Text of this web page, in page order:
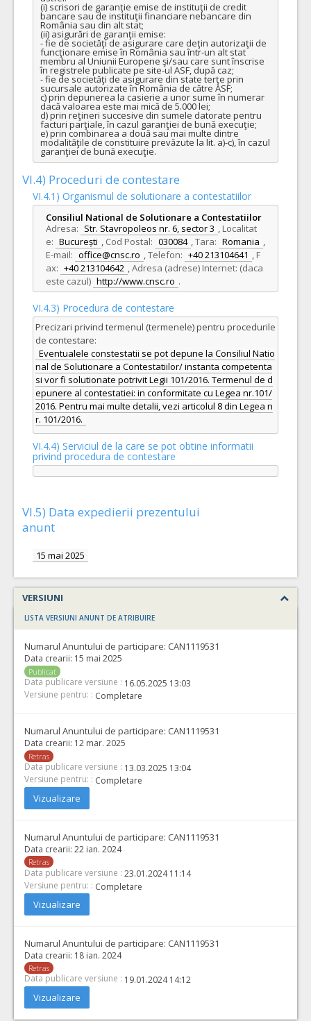
(i) scrisori de garanţie emise de instituţii de credit
bancare sau de instituţii financiare nebancare din
România sau din alt stat;
(ii) asigurări de garanţii emise:
- fie de societăţi de asigurare care deţin autorizaţii de
funcţionare emise în România sau într-un alt stat
membru al Uniunii Europene şi/sau care sunt înscrise
în registrele publicate pe site-ul ASF, după caz;
- fie de societăţi de asigurare din state terţe prin
sucursale autorizate în România de către ASF;
c) prin depunerea la casierie a unor sume în numerar
dacă valoarea este mai mică de 5.000 lei;
d) prin reţineri succesive din sumele datorate pentru
facturi parţiale, în cazul garanţiei de bună execuţie;
e) prin combinarea a două sau mai multe dintre
modalităţile de constituire prevăzute la lit. a)-c), în cazul
garanţiei de bună execuţie.
VI.4) Proceduri de contestare
VI.4.1) Organismul de solutionare a contestatiilor
Consiliul National de Solutionare a Contestatiilor
Adresa: Str. Stavropoleos nr. 6, sector 3 , Localitat
e: București , Cod Postal: 030084 ,Tara: Romania ,
E-mail: office@cnsc.ro ,Telefon: +40 213104641 , F
ax: +40 213104642 ,Adresa (adrese) Internet: (daca
este cazul) http://www.cnsc.ro .
VI.4.3) Procedura de contestare
Precizari privind termenul (termenele) pentru procedurile
de contestare:
Eventualele constestatii se pot depune la Consiliul Natio
nal de Solutionare a Contestatiilor/ instanta competenta
si vor fi solutionate potrivit Legii 101/2016. Termenul de d
epunere al contestatiei: in conformitate cu Legea nr.101/
2016. Pentru mai multe detalii, vezi articolul 8 din Legea n
r. 101/2016.
VI.4.4) Serviciul de la care se pot obtine informatii
privind procedura de contestare
VI.5) Data expedierii prezentului
anunt
15 mai 2025
VERSIUNI
LISTA VERSIUNI ANUNT DE ATRIBUIRE
Numarul Anuntului de participare: CAN1119531
Data crearii: 15 mai 2025
Publicat
Data publicare versiune : 16.05.2025 13:03
Versiune pentru: : Completare
Numarul Anuntului de participare: CAN1119531
Data crearii: 12 mar. 2025
Retras
Data publicare versiune : 13.03.2025 13:04
Versiune pentru: : Completare
Vizualizare
Numarul Anuntului de participare: CAN1119531
Data crearii: 22 ian. 2024
Retras
Data publicare versiune : 23.01.2024 11:14
Versiune pentru: : Completare
Vizualizare
Numarul Anuntului de participare: CAN1119531
Data crearii: 18 ian. 2024
Retras
Data publicare versiune : 19.01.2024 14:12
Vizualizare